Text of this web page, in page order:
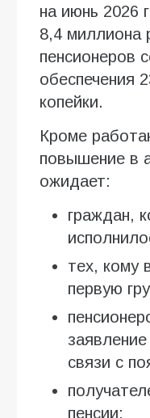
на июнь 2026
8,4 миллиона
пенсионеров
обеспечения
копейки.
Кроме
повышение в
ожидает:
граждан,
тех, кому
первую
связи с
пенсии;